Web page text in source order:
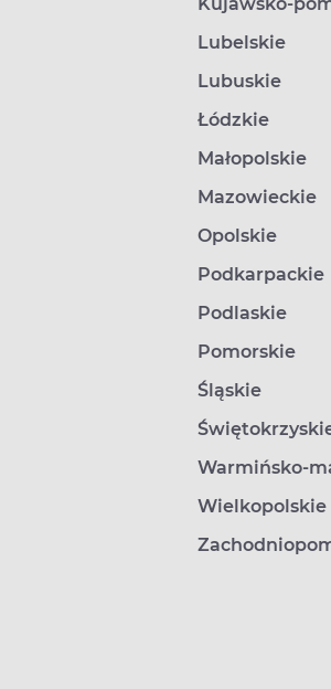
Lubelskie
Lubuskie
Łódzkie
Małopolskie
Mazowieckie
Opolskie
Podkarpackie
Podlaskie
Pomorskie
Śląskie
Warmińsko-
Wielkopolskie